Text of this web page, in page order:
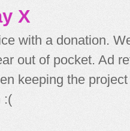
X
with a donation.
out of pocket. Ad
keeping the
:(